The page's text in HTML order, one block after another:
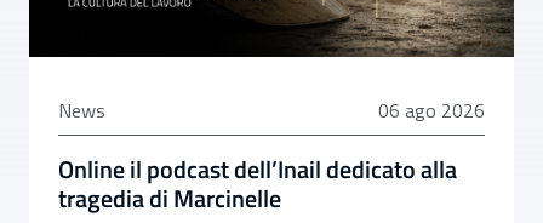
News 06 agosto 2026
06 ago 2026
Online il podcast dell’Inail dedicato alla
tragedia di Marcinelle